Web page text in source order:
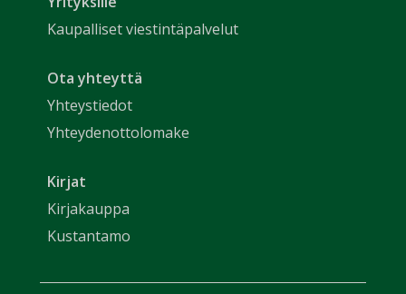
Kaupalliset viestintäpalvelut
Ota yhteyttä
Yhteystiedot
Yhteydenottolomake
Kirjat
Kirjakauppa
Kustantamo